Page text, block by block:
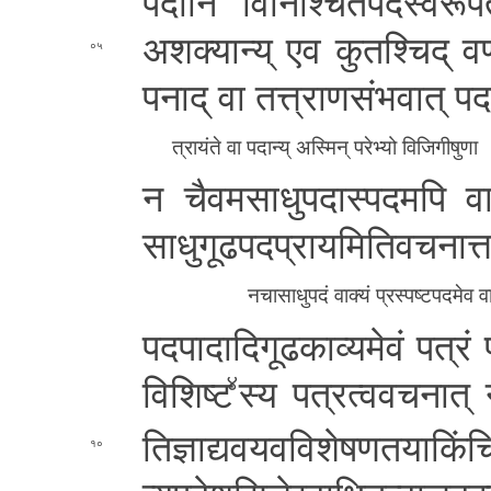
०५
अ­श­क्या­न्य् एव कु­त­श्चि­द्
प­ना­द् वा त­त्त्रा­ण­सं­भ­वा­त्
त्रायंते वा पदान्य् अस्मिन् परेभ्यो
न चै­व­म­सा­धु­प­दा­स्प­द­म­पि
न­चा­सा­धु­प­दं वाक्यं प्र­स्प­ष्ट­प­द­मे­व
प­द­पा­दा­दि­गू­ढ­का­व्य­मे­वं पत्रं
विशिष्ट४स्य प­त्र­त्व­व­च­ना­त्
१०